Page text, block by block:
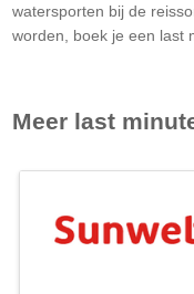
watersporten bij de
worden, boek je een last
Meer last